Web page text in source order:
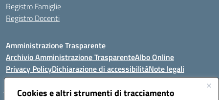
Cookies e altri strumenti di tracciamento
Registro Famiglie
Registro Docenti
Amministrazione Trasparente
Archivio Amministrazione TrasparenteAlbo Online
Privacy PolicyDichiarazione di accessibilitàNote legali